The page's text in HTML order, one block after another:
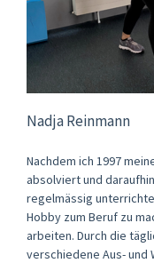
Nadja Reinmann
Nachdem ich 1997
absolviert und
regelmässig
Hobby zum Beruf zu
arbeiten. Durch die
verschiedene Aus- und